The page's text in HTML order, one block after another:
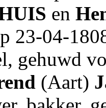
en
23-04-
gehuwd
(Aart)